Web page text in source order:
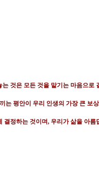
는 것은 모든 것을 맡기는 마음으로
는 평안이 우리 인생의 가장 큰 보
결정하는 것이며, 우리가 삶을 아름